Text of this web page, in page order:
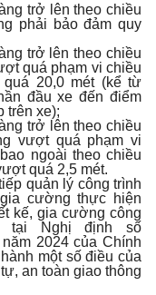
trở lên theo chiều
phải bảo đảm quy
trở lên theo chiều
quá phạm vi chiều
20,0 mét (kể từ
đầu xe đến điểm
trên xe);
trở lên theo chiều
vượt quá phạm vi
ngoài theo chiều
quá 2,5 mét.
quản lý công trình
cường thực hiện
kế, gia cường công
tại Nghị định số
2024 của Chính
một số điều của
an toàn giao thông